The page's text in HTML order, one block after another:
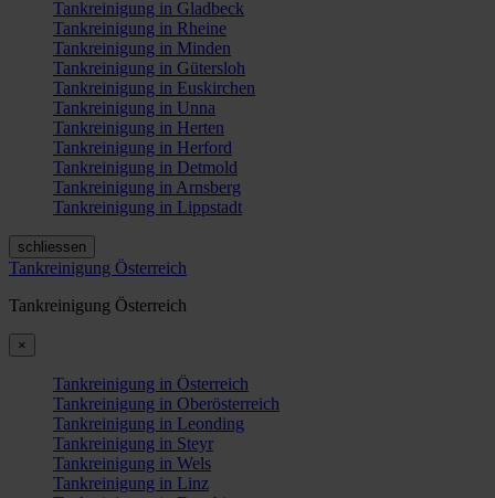
Tankreinigung in Gladbeck
Tankreinigung in Rheine
Tankreinigung in Minden
Tankreinigung in Gütersloh
Tankreinigung in Euskirchen
Tankreinigung in Unna
Tankreinigung in Herten
Tankreinigung in Herford
Tankreinigung in Detmold
Tankreinigung in Arnsberg
Tankreinigung in Lippstadt
schliessen
Tankreinigung Österreich
Tankreinigung Österreich
×
Tankreinigung in Österreich
Tankreinigung in Oberösterreich
Tankreinigung in Leonding
Tankreinigung in Steyr
Tankreinigung in Wels
Tankreinigung in Linz